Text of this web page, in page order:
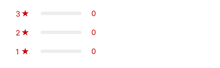
3 0
2 0
1 0